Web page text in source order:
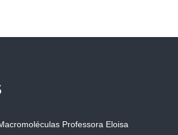
Professora Eloisa